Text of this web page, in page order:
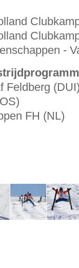
-
Feldberg
FH (NL)